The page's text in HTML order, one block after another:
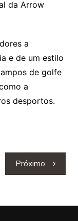
da Arrow
a
e de um estilo
de golfe
a
desportos.
Próximo